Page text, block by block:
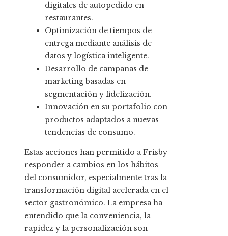
digitales de autopedido en
restaurantes.
Optimización de tiempos de
entrega mediante análisis de
datos y logística inteligente.
Desarrollo de campañas de
marketing basadas en
segmentación y fidelización.
Innovación en su portafolio con
productos adaptados a nuevas
tendencias de consumo.
Estas acciones han permitido a Frisby
responder a cambios en los hábitos
del consumidor, especialmente tras la
transformación digital acelerada en el
sector gastronómico. La empresa ha
entendido que la conveniencia, la
rapidez y la personalización son